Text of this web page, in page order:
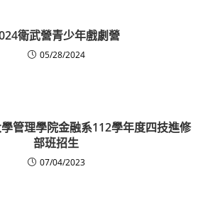
衛武營青少年戲劇營
05/28/2024
管理學院金融系112學年度四技進修
部班招生
07/04/2023